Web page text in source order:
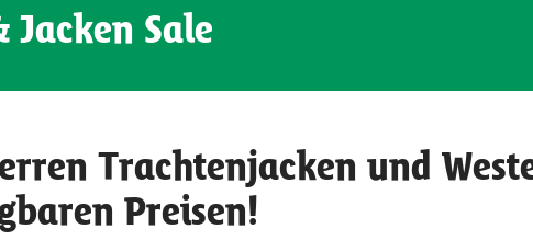
Jacken Sale
Trachtenjacken und
Preisen!